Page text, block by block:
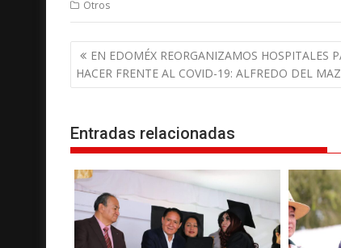
Otros
N
a
v
g
a
c
ó
EN EDOMÉX REORGANIZAMOS HOSPITALES
HACER FRENTE AL COVID-19: ALFREDO DEL
Entradas relacionadas